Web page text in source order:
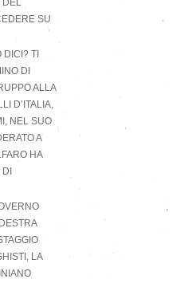
DEL
SU
DICI? TI
DI
ALLA
D’ITALIA,
NEL SUO
A
HA
LA